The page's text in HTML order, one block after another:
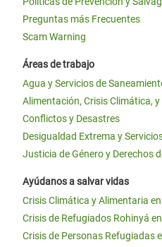
Preguntas más Frecuentes
Scam Warning
Áreas de trabajo
Agua y Servicios de
Alimentación, Crisis Climática,
Conflictos y Desastres
Desigualdad Extrema y
Justicia de Género y Derechos
Ayúdanos a salvar vidas
Crisis Climática y Alimentaria
Crisis de Refugiados Rohinyá
Crisis de Personas Refugiadas